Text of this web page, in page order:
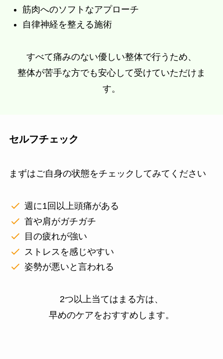
筋肉へのソフトなアプローチ
自律神経を整える施術
すべて痛みのない優しい整体で行うため、
整体が苦手な方でも安心して受けていただけま
す。
セルフチェック
まずはご自身の状態をチェックしてみてください
週に1回以上頭痛がある
首や肩がガチガチ
目の疲れが強い
ストレスを感じやすい
姿勢が悪いと言われる
2つ以上当てはまる方は、
早めのケアをおすすめします。